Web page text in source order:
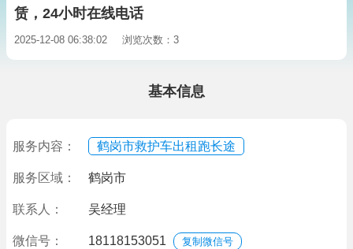
赁，24小时在线电话
2025-12-08 06:38:02 浏览次数：3
基本信息
服务内容： 鹤岗市救护车出租跑长途
服务区域： 鹤岗市
联系人： 吴经理
微信号： 18118153051 复制微信号